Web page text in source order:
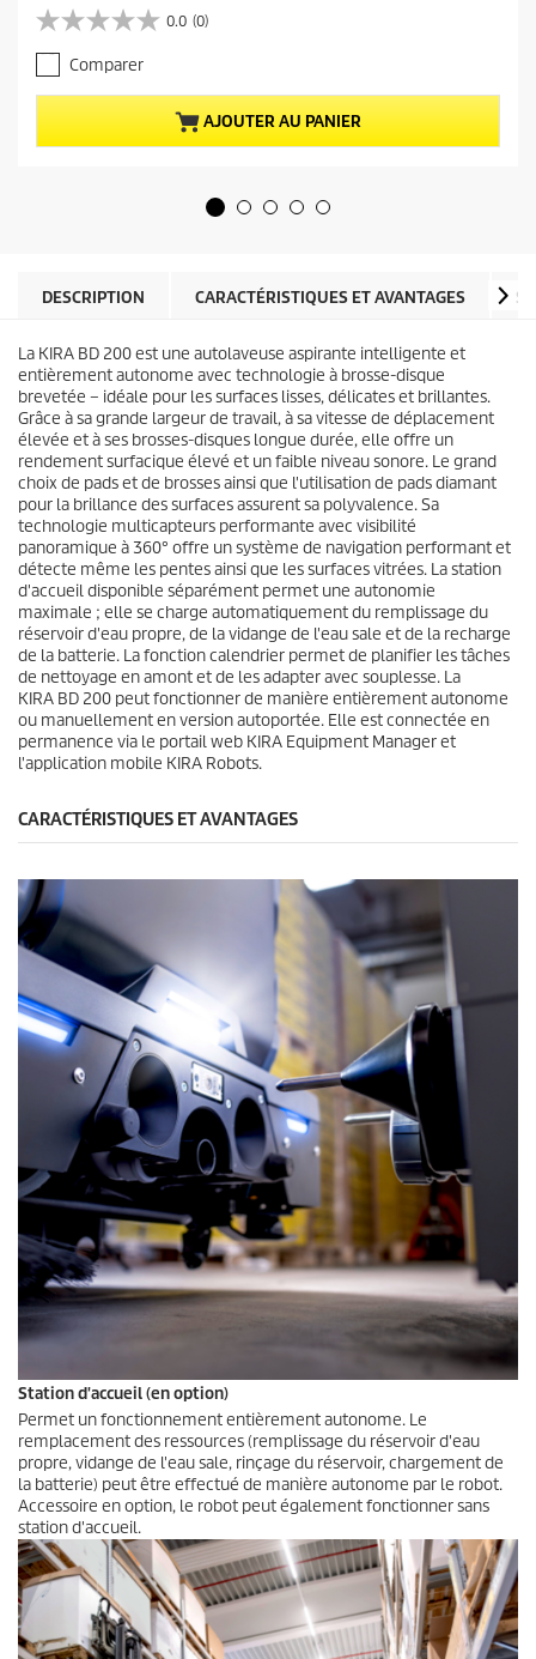
i
x
a
c
t
u
e
d
t
0.0 (0)
0
.
0
s
u
r
e
Comparer
AJOUTER AU PANIER
DESCRIPTION CARACTÉRISTIQUES ET AVANTAGES
La KIRA BD 200 est une autolaveuse aspirante intelligente et
entièrement autonome avec technologie à brosse-disque
brevetée – idéale pour les surfaces lisses, délicates et brillantes.
Grâce à sa grande largeur de travail, à sa vitesse de déplacement
élevée et à ses brosses-disques longue durée, elle offre un
rendement surfacique élevé et un faible niveau sonore. Le grand
choix de pads et de brosses ainsi que l'utilisation de pads diamant
pour la brillance des surfaces assurent sa polyvalence. Sa
technologie multicapteurs performante avec visibilité
panoramique à 360° offre un système de navigation performant et
détecte même les pentes ainsi que les surfaces vitrées. La station
d'accueil disponible séparément permet une autonomie
maximale ; elle se charge automatiquement du remplissage du
réservoir d'eau propre, de la vidange de l'eau sale et de la recharge
de la batterie. La fonction calendrier permet de planifier les tâches
de nettoyage en amont et de les adapter avec souplesse. La
KIRA BD 200 peut fonctionner de manière entièrement autonome
ou manuellement en version autoportée. Elle est connectée en
permanence via le portail web KIRA Equipment Manager et
l'application mobile KIRA Robots.
CARACTÉRISTIQUES ET AVANTAGES
Station d'accueil (en option)
Permet un fonctionnement entièrement autonome. Le
remplacement des ressources (remplissage du réservoir d'eau
propre, vidange de l'eau sale, rinçage du réservoir, chargement de
la batterie) peut être effectué de manière autonome par le robot.
Accessoire en option, le robot peut également fonctionner sans
station d'accueil.